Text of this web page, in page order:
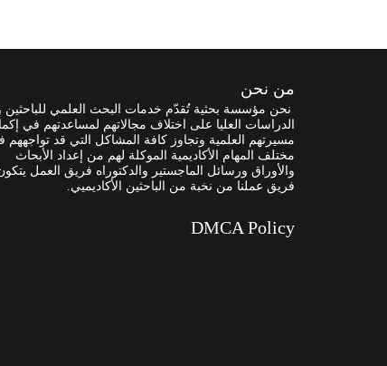
من نحن
نحن مؤسسة بحثية تُقدّم خدمات البحث العلمي للباحثين
الدراسات العليا على اختلاف مجالاتهم لمساعدتهم في
مسيرتهم العلمية وتجاوز كافة المشاكل التي قد تواجههم
مختلف المهام الأكاديمية الموكلة لهم من إعداد الأبحاث
والأوراق ورسائل الماجستير والدكتوراه فريق العمل
فريق عملنا من نخبة من الباحثين الأكاديميي.
DMCA Policy